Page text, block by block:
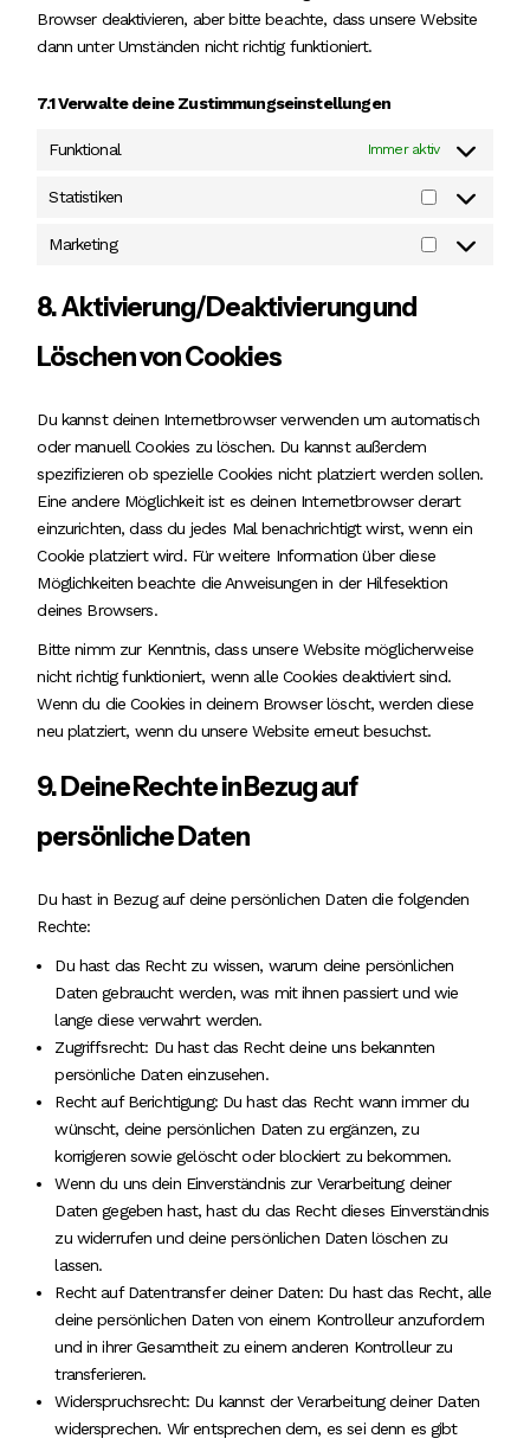
Browser deaktivieren, aber bitte beachte, dass unsere Website
dann unter Umständen nicht richtig funktioniert.
7.1 Verwalte deine Zustimmungseinstellungen
Funktional Immer aktiv
Statistiken Statistiken
Marketing Marketing
8. Aktivierung/Deaktivierung und
Löschen von Cookies
Du kannst deinen Internetbrowser verwenden um automatisch
oder manuell Cookies zu löschen. Du kannst außerdem
spezifizieren ob spezielle Cookies nicht platziert werden sollen.
Eine andere Möglichkeit ist es deinen Internetbrowser derart
einzurichten, dass du jedes Mal benachrichtigt wirst, wenn ein
Cookie platziert wird. Für weitere Information über diese
Möglichkeiten beachte die Anweisungen in der Hilfesektion
deines Browsers.
Bitte nimm zur Kenntnis, dass unsere Website möglicherweise
nicht richtig funktioniert, wenn alle Cookies deaktiviert sind.
Wenn du die Cookies in deinem Browser löscht, werden diese
neu platziert, wenn du unsere Website erneut besuchst.
9. Deine Rechte in Bezug auf
persönliche Daten
Du hast in Bezug auf deine persönlichen Daten die folgenden
Rechte:
Du hast das Recht zu wissen, warum deine persönlichen
Daten gebraucht werden, was mit ihnen passiert und wie
lange diese verwahrt werden.
Zugriffsrecht: Du hast das Recht deine uns bekannten
persönliche Daten einzusehen.
Recht auf Berichtigung: Du hast das Recht wann immer du
wünscht, deine persönlichen Daten zu ergänzen, zu
korrigieren sowie gelöscht oder blockiert zu bekommen.
Wenn du uns dein Einverständnis zur Verarbeitung deiner
Daten gegeben hast, hast du das Recht dieses Einverständnis
zu widerrufen und deine persönlichen Daten löschen zu
lassen.
Recht auf Datentransfer deiner Daten: Du hast das Recht, alle
deine persönlichen Daten von einem Kontrolleur anzufordern
und in ihrer Gesamtheit zu einem anderen Kontrolleur zu
transferieren.
Widerspruchsrecht: Du kannst der Verarbeitung deiner Daten
widersprechen. Wir entsprechen dem, es sei denn es gibt